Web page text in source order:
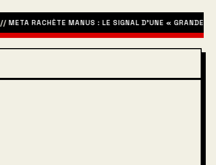
META RACHÈTE MANUS : LE SIGNAL D’UNE « GRANDE